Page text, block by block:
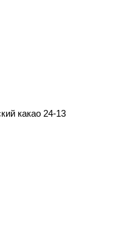
какао 24-13